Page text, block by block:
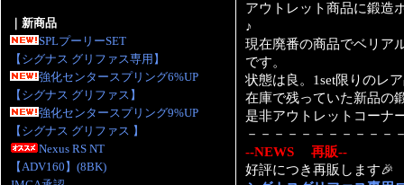
｜新商品
SPLプーリーSET
【シグナス グリファス専用】
強化センタースプリング6%UP
【シグナス グリファス】
強化センタースプリング9%UP
【シグナス グリファス 】
Nexus RS NT
【ADV160】(8BK)
アウトレット商品に鍛造
♪
現在廃番の商品でベリア
です。
状態は良。1set限りのレ
在庫で残っていた新品の
是非アウトレットコーナ
－－－－－－－－－－－
--NEWS 再販--
好評につき再販します🎉